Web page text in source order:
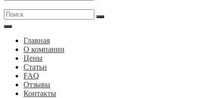
и
МО
АртСКМ
Главная
О компании
Цены
Статьи
FAQ
Отзывы
Контакты